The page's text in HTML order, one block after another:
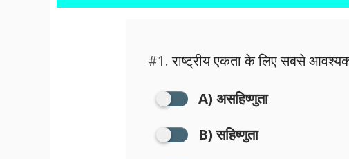
#1. राष्ट्रीय एकता के लिए सबसे
A) असहिष्णुता
B) सहिष्णुता